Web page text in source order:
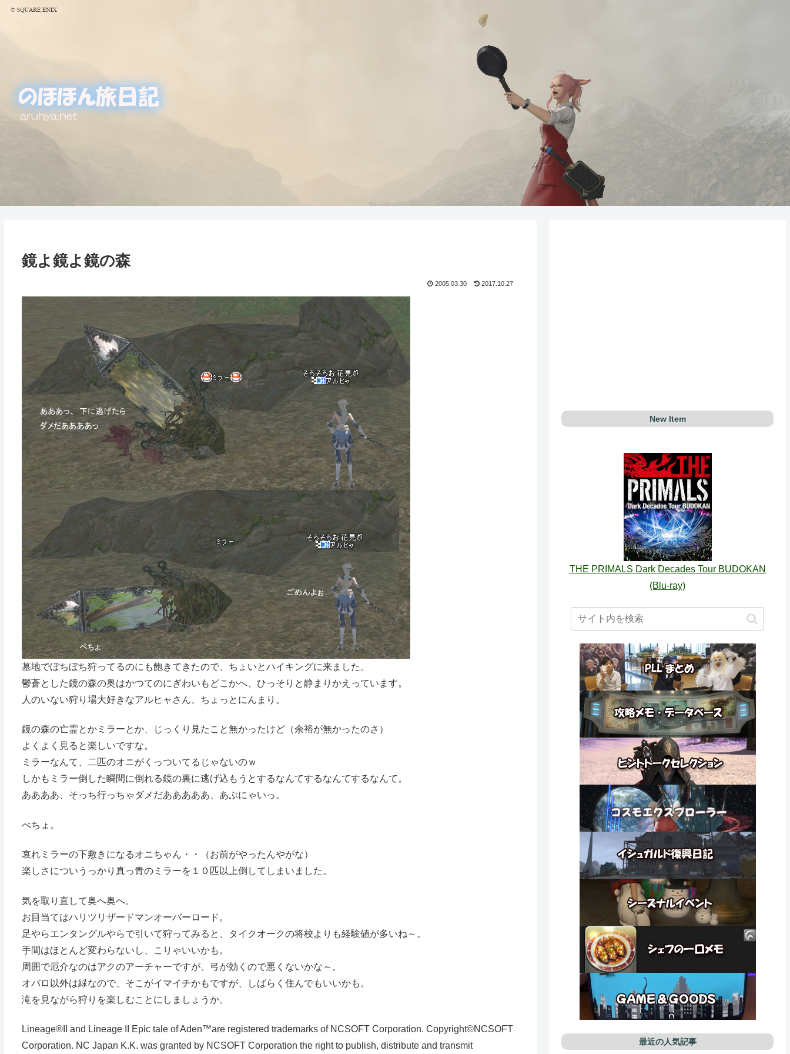
鏡よ鏡よ鏡の森
2005.03.30 2017.10.27
墓地でぼちぼち狩ってるのにも飽きてきたので、ちょいとハイキングに来ました。
鬱蒼とした鏡の森の奥はかつてのにぎわいもどこかへ、ひっそりと静まりかえっています。
人のいない狩り場大好きなアルヒャさん、ちょっとにんまり。
鏡の森の亡霊とかミラーとか、じっくり見たこと無かったけど（余裕が無かったのさ）
よくよく見ると楽しいですな。
ミラーなんて、二匹のオニがくっついてるじゃないのｗ
しかもミラー倒した瞬間に倒れる鏡の裏に逃げ込もうとするなんてするなんてするなんて。
ああああ、そっち行っちゃダメだあああああ、あぶにゃいっ。
べちょ。
哀れミラーの下敷きになるオニちゃん・・（お前がやったんやがな）
楽しさについうっかり真っ青のミラーを１０匹以上倒してしまいました。
気を取り直して奥へ奥へ。
お目当てはハリツリザードマンオーバーロード。
足やらエンタングルやらで引いて狩ってみると、タイクオークの将校よりも経験値が多いね～。
手間はほとんど変わらないし、こりゃいいかも。
周囲で厄介なのはアクのアーチャーですが、弓が効くので悪くないかな～。
オバロ以外は緑なので、そこがイマイチかもですが、しばらく住んでもいいかも。
滝を見ながら狩りを楽しむことにしましょうか。
Lineage®II and Lineage II Epic tale of Aden™are registered trademarks of NCSOFT Corporation. Copyright©NCSOFT
Corporation. NC Japan K.K. was granted by NCSOFT Corporation the right to publish, distribute and transmit
New Item
THE PRIMALS Dark Decades Tour BUDOKAN
(Blu-ray)
最近の人気記事